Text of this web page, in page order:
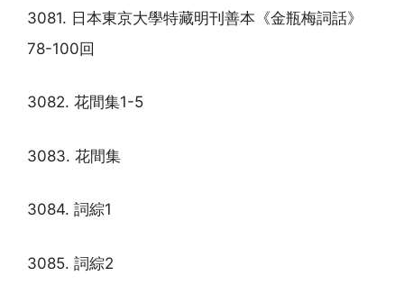
3081. 日本東京大學特藏明刊善本《金瓶梅詞話》
78-100回
3082. 花間集1-5
3083. 花間集
3084. 詞綜1
3085. 詞綜2